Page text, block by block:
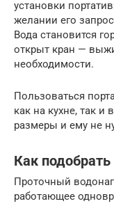
установки
желании его
Вода становится
открыт кран —
необходимости.
Пользоваться
как на кухне, так
размеры и ему не
Как
Проточный
работающее